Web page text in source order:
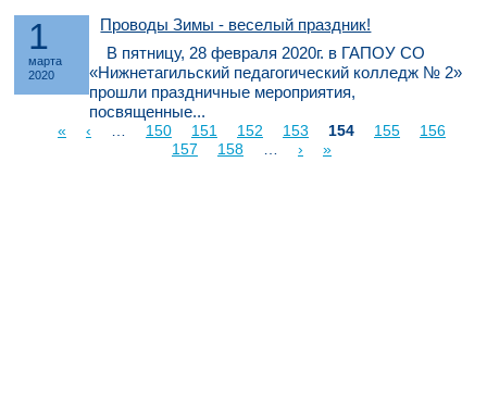
1
марта
2020
Проводы Зимы - веселый праздник!
В пятницу, 28 февраля 2020г. в ГАПОУ СО
«Нижнетагильский педагогический колледж № 2»
прошли праздничные мероприятия,
посвященные...
Страницы
« ‹ 150 151 152 153 154 155
156
157
158 › »